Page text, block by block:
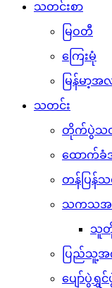
သတင်းစာ
မြဝတီ
ကြေးမုံ
မြန်မာ့အ
သတင်း
တိုက်ပွဲသ
ထောက်ခံအ
တန်ပြန်
သကသအ
သူတို့
ပြည်သူ့အ
ပျော်ပွဲရွှင်